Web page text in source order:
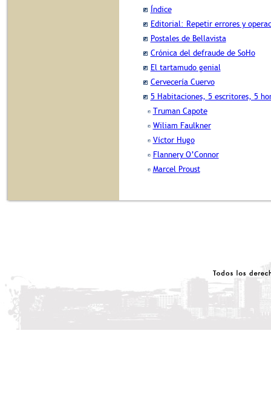
Índice
Editorial: Repetir errores y
Postales de Bellavista
Crónica del defraude de SoHo
El tartamudo genial
Cervecería Cuervo
5 Habitaciones, 5 escritores, 5
Truman Capote
Wiliam Faulkner
Víctor Hugo
Flannery O’Connor
Marcel Proust